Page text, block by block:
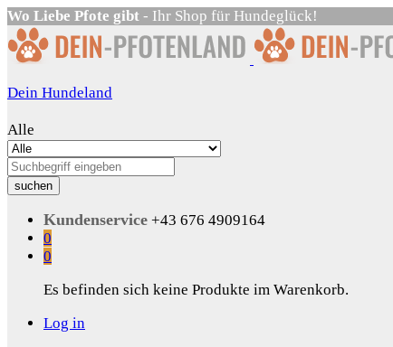
Wo Liebe Pfote gibt - Ihr Shop für Hundeglück!
Dein Hundeland
Alle
suchen
Kundenservice +43 676 4909164
0
0
Es befinden sich keine Produkte im Warenkorb.
Log in